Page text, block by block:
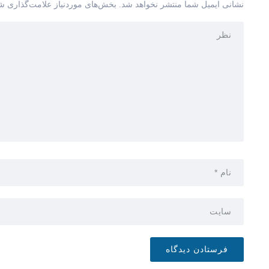
نشانی ایمیل شما منتشر نخواهد شد. بخش‌های موردنیاز علامت‌گذاری